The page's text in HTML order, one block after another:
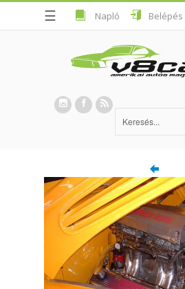
☰ Napló Belépés